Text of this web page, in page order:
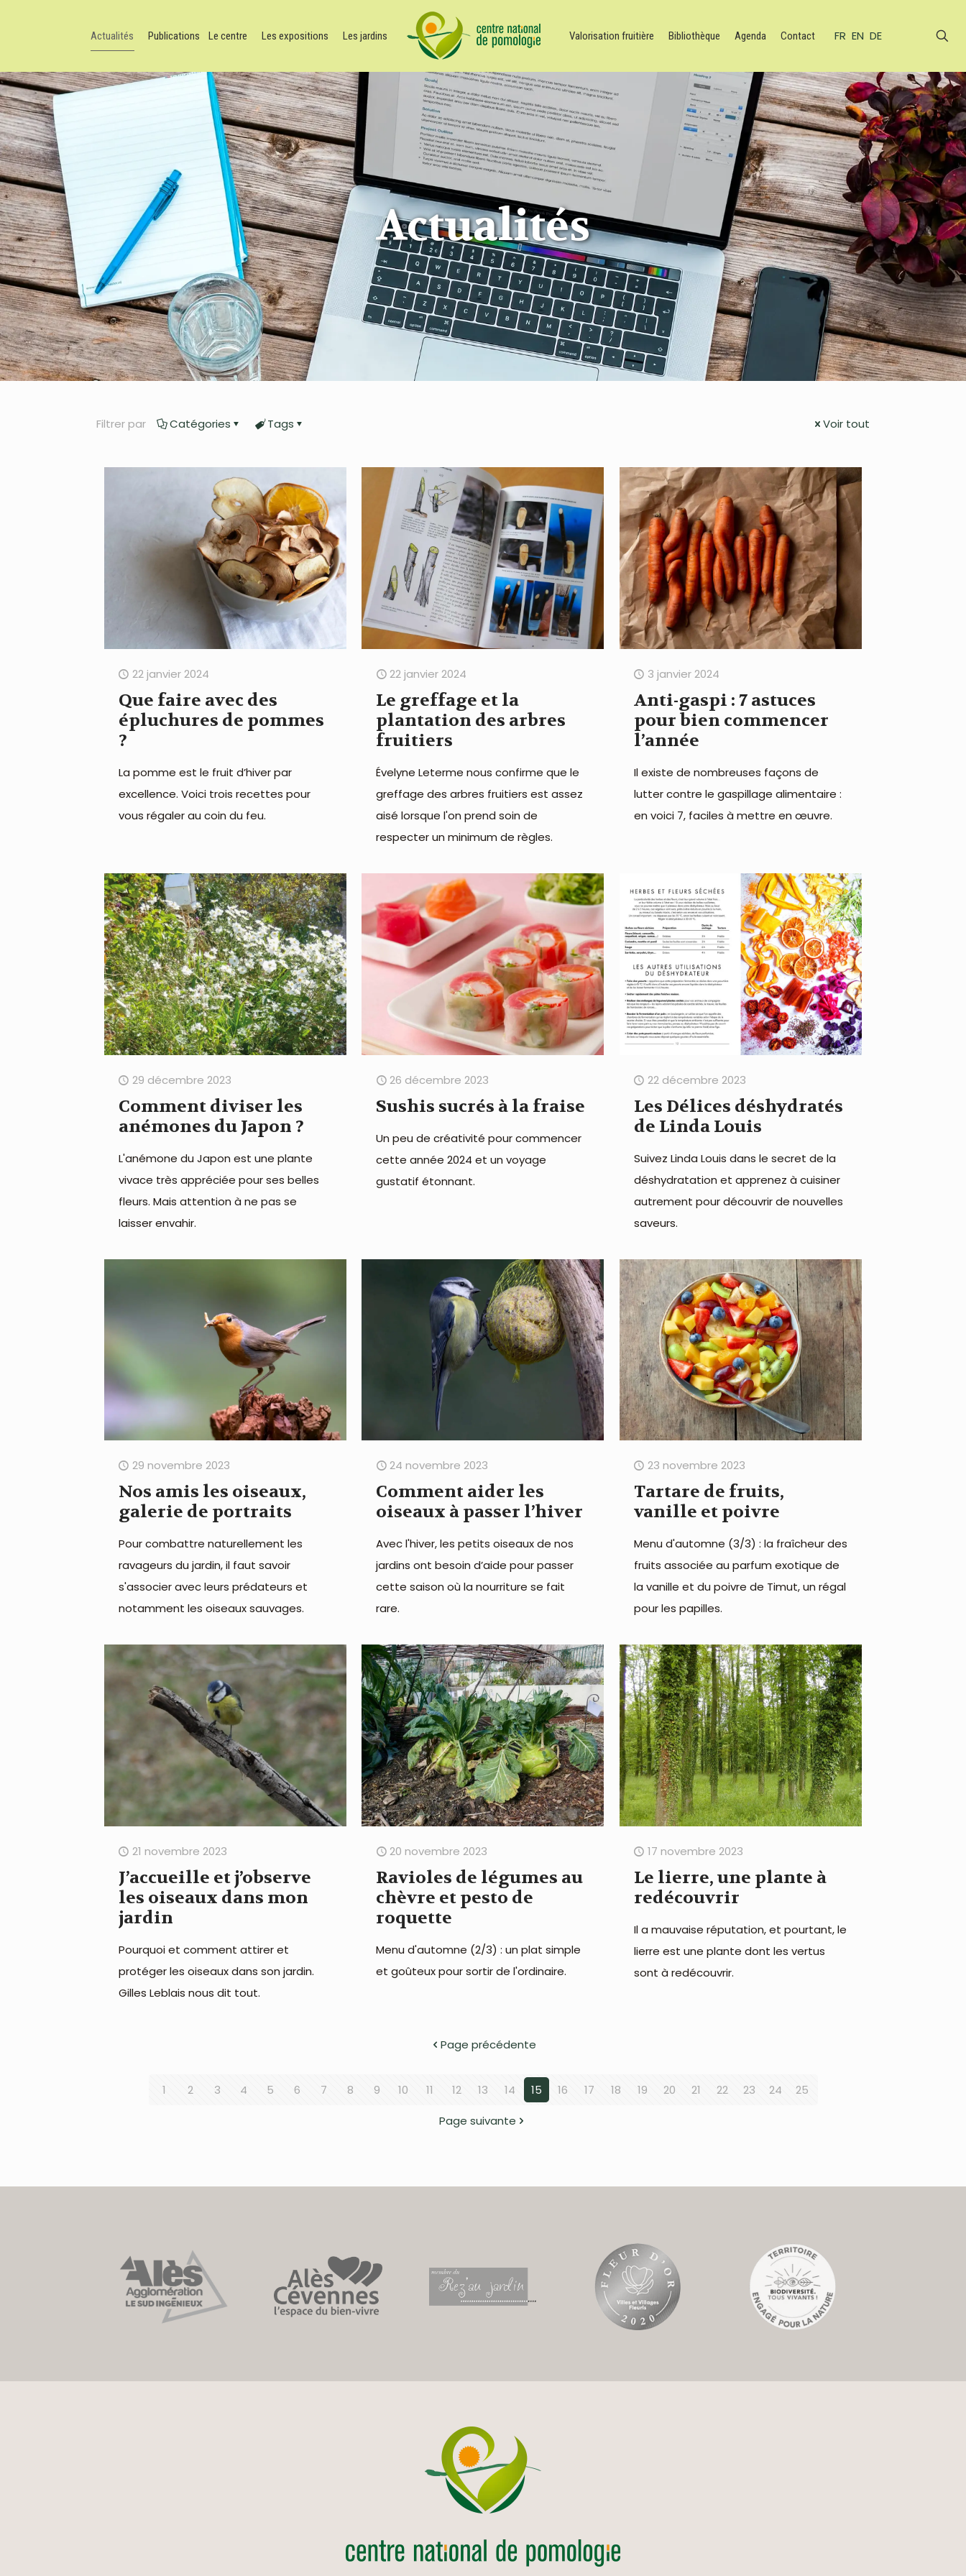
Actualités Publications Le centre Les expositions Les jardins Valorisation fruitière Bibliothèque Agenda Contact FR EN DE
Actualités
Filtrer par Catégories Tags Voir tout
22 janvier 2024
Que faire avec des
épluchures de pommes
?
La pomme est le fruit d’hiver par
excellence. Voici trois recettes pour
vous régaler au coin du feu.
22 janvier 2024
Le greffage et la
plantation des arbres
fruitiers
Évelyne Leterme nous confirme que le
greffage des arbres fruitiers est assez
aisé lorsque l'on prend soin de
respecter un minimum de règles.
3 janvier 2024
Anti-gaspi : 7 astuces
pour bien commencer
l’année
Il existe de nombreuses façons de
lutter contre le gaspillage alimentaire :
en voici 7, faciles à mettre en œuvre.
29 décembre 2023
Comment diviser les
anémones du Japon ?
L'anémone du Japon est une plante
vivace très appréciée pour ses belles
fleurs. Mais attention à ne pas se
laisser envahir.
26 décembre 2023
Sushis sucrés à la fraise
Un peu de créativité pour commencer
cette année 2024 et un voyage
gustatif étonnant.
22 décembre 2023
Les Délices déshydratés
de Linda Louis
Suivez Linda Louis dans le secret de la
déshydratation et apprenez à cuisiner
autrement pour découvrir de nouvelles
saveurs.
29 novembre 2023
Nos amis les oiseaux,
galerie de portraits
Pour combattre naturellement les
ravageurs du jardin, il faut savoir
s'associer avec leurs prédateurs et
notamment les oiseaux sauvages.
24 novembre 2023
Comment aider les
oiseaux à passer l’hiver
Avec l'hiver, les petits oiseaux de nos
jardins ont besoin d’aide pour passer
cette saison où la nourriture se fait
rare.
23 novembre 2023
Tartare de fruits,
vanille et poivre
Menu d'automne (3/3) : la fraîcheur des
fruits associée au parfum exotique de
la vanille et du poivre de Timut, un régal
pour les papilles.
21 novembre 2023
J’accueille et j’observe
les oiseaux dans mon
jardin
Pourquoi et comment attirer et
protéger les oiseaux dans son jardin.
Gilles Leblais nous dit tout.
20 novembre 2023
Ravioles de légumes au
chèvre et pesto de
roquette
Menu d'automne (2/3) : un plat simple
et goûteux pour sortir de l'ordinaire.
17 novembre 2023
Le lierre, une plante à
redécouvrir
Il a mauvaise réputation, et pourtant, le
lierre est une plante dont les vertus
sont à redécouvrir.
Page précédente
1 2 3 4 5 6 7 8 9 10 11 12 13 14 15 16 17 18 19 20 21 22 23 24 25
Page suivante